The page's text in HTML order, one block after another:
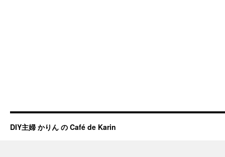
DIY主婦 かりん の Café de Karin